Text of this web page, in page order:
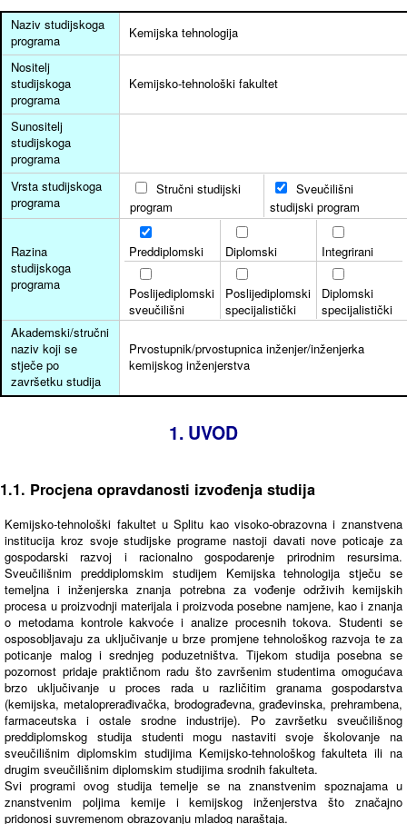
Naziv studijskoga
programa
Kemijska tehnologija
Nositelj
studijskoga
programa
Kemijsko-tehnološki fakultet
Sunositelj
studijskoga
programa
Vrsta studijskoga
programa
Stručni studijski
program
Sveučilišni
studijski program
Razina
studijskoga
programa
Preddiplomski Diplomski Integrirani
Poslijediplomski
sveučilišni
Poslijediplomski
specijalistički
Diplomski
specijalistički
Akademski/stručni
naziv koji se
stječe po
završetku studija
Prvostupnik/prvostupnica inženjer/inženjerka
kemijskog inženjerstva
1. UVOD
1.1. Procjena opravdanosti izvođenja studija
Kemijsko-tehnološki fakultet u Splitu kao visoko-obrazovna i znanstvena
institucija kroz svoje studijske programe nastoji davati nove poticaje za
gospodarski razvoj i racionalno gospodarenje prirodnim resursima.
Sveučilišnim preddiplomskim studijem Kemijska tehnologija stječu se
temeljna i inženjerska znanja potrebna za vođenje održivih kemijskih
procesa u proizvodnji materijala i proizvoda posebne namjene, kao i znanja
o metodama kontrole kakvoće i analize procesnih tokova. Studenti se
osposobljavaju za uključivanje u brze promjene tehnološkog razvoja te za
poticanje malog i srednjeg poduzetništva. Tijekom studija posebna se
pozornost pridaje praktičnom radu što završenim studentima omogućava
brzo uključivanje u proces rada u različitim granama gospodarstva
(kemijska, metaloprerađivačka, brodograđevna, građevinska, prehrambena,
farmaceutska i ostale srodne industrije). Po završetku sveučilišnog
preddiplomskog studija studenti mogu nastaviti svoje školovanje na
sveučilišnim diplomskim studijima Kemijsko-tehnološkog fakulteta ili na
drugim sveučilišnim diplomskim studijima srodnih fakulteta.
Svi programi ovog studija temelje se na znanstvenim spoznajama u
znanstvenim poljima kemije i kemijskog inženjerstva što značajno
pridonosi suvremenom obrazovanju mladog naraštaja.